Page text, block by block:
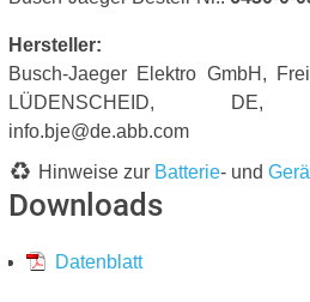
Hersteller:
Busch-Jaeger Elektro GmbH,
LÜDENSCHEID, DE,
info.bje@de.abb.com
Hinweise zur Batterie- und
Downloads
Datenblatt